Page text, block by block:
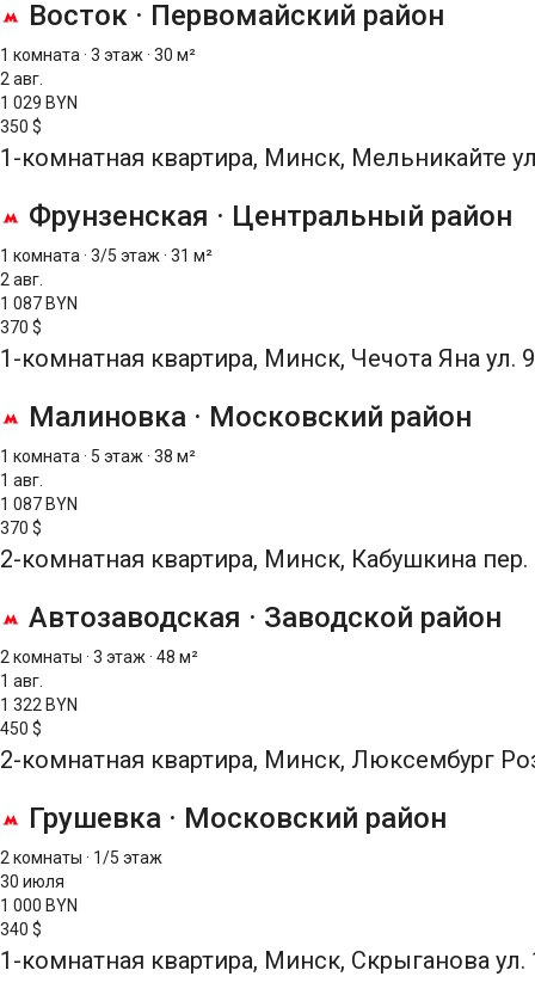
Восток · Первомайский район
1 комната · 3 этаж · 30 м²
2 авг.
1 029 BYN
350 $
1-комнатная квартира, Минск, Мельникайте
Фрунзенская · Центральный район
1 комната · 3/5 этаж · 31 м²
2 авг.
1 087 BYN
370 $
1-комнатная квартира, Минск, Чечота Яна ул. 9
Малиновка · Московский район
1 комната · 5 этаж · 38 м²
1 авг.
1 087 BYN
370 $
2-комнатная квартира, Минск, Кабушкина пер.
Автозаводская · Заводской район
2 комнаты · 3 этаж · 48 м²
1 авг.
1 322 BYN
450 $
2-комнатная квартира, Минск, Люксембург
Грушевка · Московский район
2 комнаты · 1/5 этаж
30 июля
1 000 BYN
340 $
1-комнатная квартира, Минск, Скрыганова ул.